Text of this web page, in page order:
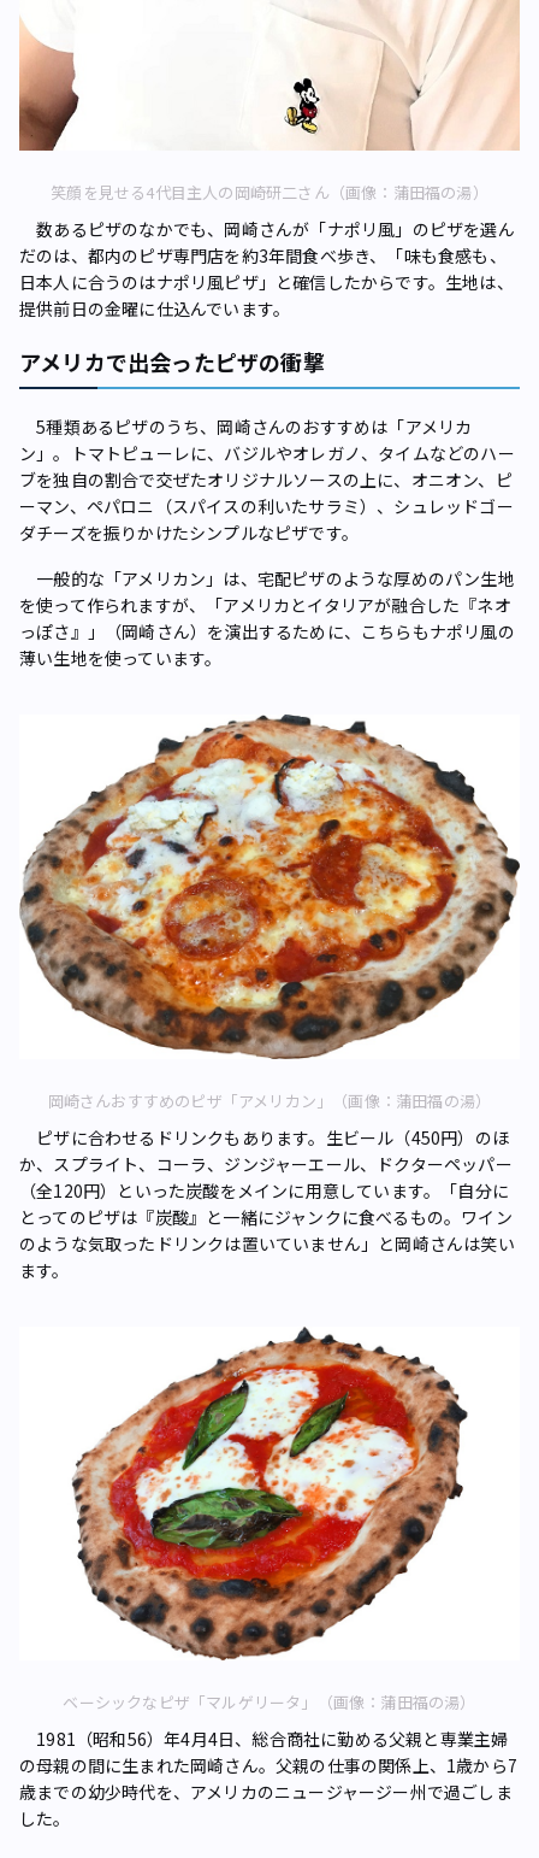
笑顔を見せる4代目主人の岡崎研二さん（画像：蒲田福の湯）
数あるピザのなかでも、岡崎さんが「ナポリ風」のピザを選ん
だのは、都内のピザ専門店を約3年間食べ歩き、「味も食感も、
日本人に合うのはナポリ風ピザ」と確信したからです。生地は、
提供前日の金曜に仕込んでいます。
アメリカで出会ったピザの衝撃
5種類あるピザのうち、岡崎さんのおすすめは「アメリカ
ン」。トマトピューレに、バジルやオレガノ、タイムなどのハー
ブを独自の割合で交ぜたオリジナルソースの上に、オニオン、ピ
ーマン、ペパロニ（スパイスの利いたサラミ）、シュレッドゴー
ダチーズを振りかけたシンプルなピザです。
一般的な「アメリカン」は、宅配ピザのような厚めのパン生地
を使って作られますが、「アメリカとイタリアが融合した『ネオ
っぽさ』」（岡崎さん）を演出するために、こちらもナポリ風の
薄い生地を使っています。
岡崎さんおすすめのピザ「アメリカン」（画像：蒲田福の湯）
ピザに合わせるドリンクもあります。生ビール（450円）のほ
か、スプライト、コーラ、ジンジャーエール、ドクターペッパー
（全120円）といった炭酸をメインに用意しています。「自分に
とってのピザは『炭酸』と一緒にジャンクに食べるもの。ワイン
のような気取ったドリンクは置いていません」と岡崎さんは笑い
ます。
ベーシックなピザ「マルゲリータ」（画像：蒲田福の湯）
1981（昭和56）年4月4日、総合商社に勤める父親と専業主婦
の母親の間に生まれた岡崎さん。父親の仕事の関係上、1歳から7
歳までの幼少時代を、アメリカのニュージャージー州で過ごしま
した。